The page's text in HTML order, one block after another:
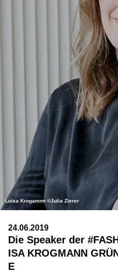
Luisa Krogamnn ©Julia Zierer
24.06.2019
Die Speaker der
ISA KROGMANN
E